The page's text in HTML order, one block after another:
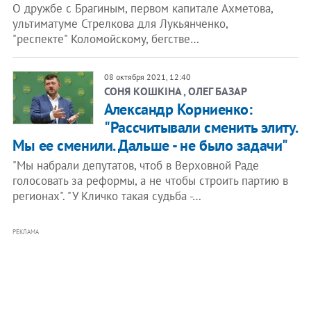
О дружбе с Брагиным, первом капитале Ахметова,
ультиматуме Стрелкова для Лукьянченко,
"респекте" Коломойскому, бегстве…
08 октября 2021, 12:40
СОНЯ КОШКІНА , ОЛЕГ БАЗАР
Александр Корниенко:
"Рассчитывали сменить элиту.
Мы ее сменили. Дальше - не было задачи"
"Мы набрали депутатов, чтоб в Верховной Раде
голосовать за реформы, а не чтобы строить партию в
регионах". "У Кличко такая судьба -…
РЕКЛАМА